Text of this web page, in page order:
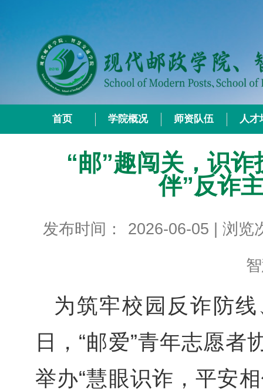
首页 学院概况 师资队伍 人才
“邮”趣闯关，识
伴”反诈
发布时间： 2026-06-05 | 浏览
为筑牢校园反诈防
日，“邮爱”青年志愿
举办“慧眼识诈，平安